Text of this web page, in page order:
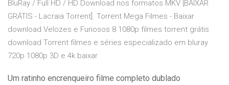
BluRay / Full HD / HD Download nos formatos MKV [BAIXAR
GRÁTIS - Lacraia Torrent]. Torrent Mega Filmes - Baixar
download Velozes e Furiosos 8 1080p filmes torrent grátis
download Torrent filmes e séries especializado em bluray
720p 1080p 3D e 4k baixar
Um ratinho encrenqueiro filme completo dublado